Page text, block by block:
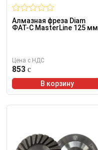
Алмазная фреза Diam
ФАТ-С MasterLine 125 мм
Цена с НДС
853
В корзину